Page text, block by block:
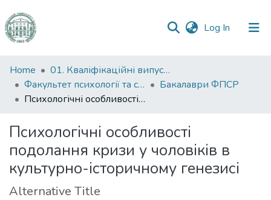
Log In (current)
Communities
&
Collections
Statistics
Home
01. Кваліфікаційні випускні роботи здобувачів вищої освіти
Факультет психології та соціальної роботи
Бакалаври ФПСР
Психологічні особливості подолання кризи у чоловіків в культурно-історичному генезисі
Психологічні особливості
подолання кризи у чоловіків в
культурно-історичному генезисі
Alternative Title